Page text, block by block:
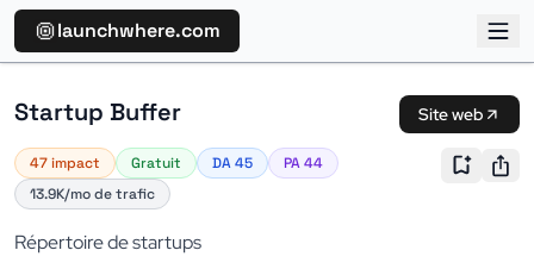
launchwhere.com
Startup Buffer Site web
47 impact Gratuit DA 45
PA 44
13.9K/mo de trafic
Répertoire de startups